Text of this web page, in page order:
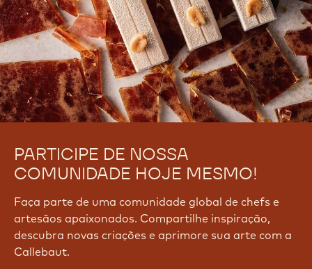
PARTICIPE DE NOSSA
COMUNIDADE HOJE MESMO!
Faça parte de uma comunidade global de chefs e
artesãos apaixonados. Compartilhe inspiração,
descubra novas criações e aprimore sua arte com a
Callebaut.